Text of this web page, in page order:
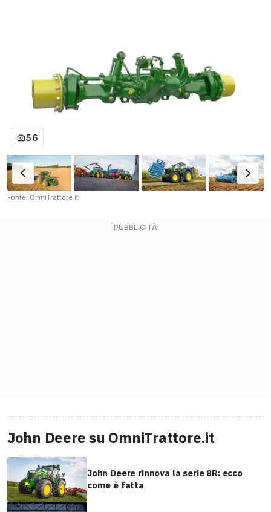
56
Fonte: OmniTrattore.it
John Deere su OmniTrattore.it
John Deere rinnova la serie 8R: ecco
come è fatta